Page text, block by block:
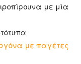
με μία
με παγέτες